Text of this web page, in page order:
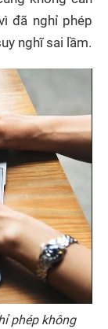
đã nghỉ phép
nghĩ sai lầm.
phép không